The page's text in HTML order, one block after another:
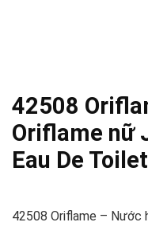
42508
Oriflame nữ
Eau De
42508 Oriflame – Nước